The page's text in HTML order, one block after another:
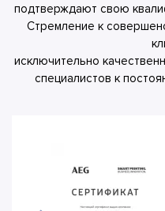
подтверждают свою
Стремление к
исключительно
специалистов к